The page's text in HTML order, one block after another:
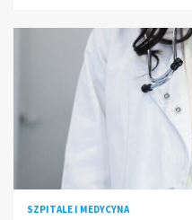
SZPITALE I MEDYCYNA